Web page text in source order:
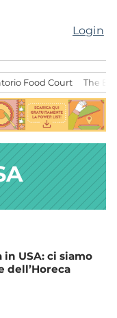
Login
Food Court The
USA: ci siamo
dell’Horeca